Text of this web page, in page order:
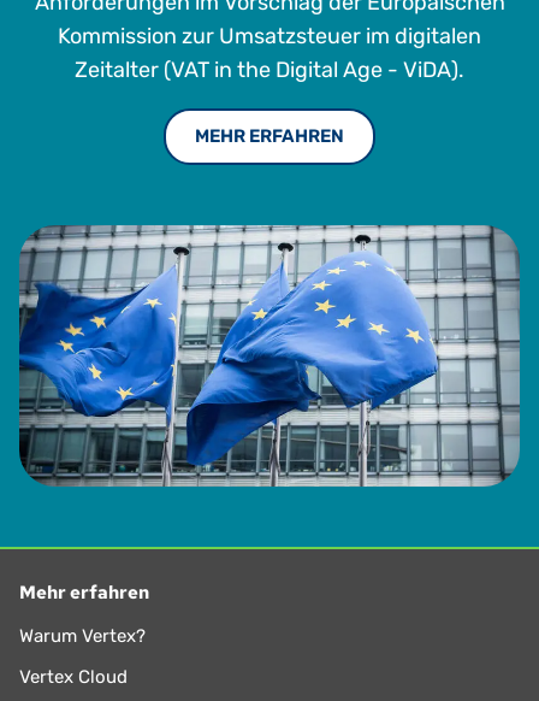
Kommission zur Umsatzsteuer im digitalen
Zeitalter (VAT in the Digital Age - ViDA).
MEHR ERFAHREN
Mehr erfahren
Warum Vertex?
Vertex Cloud